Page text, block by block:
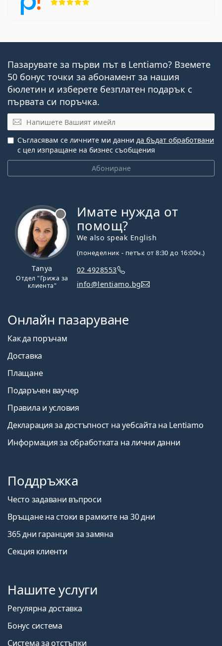
Пазарувате за първи път в Lentiamo? Вземете
50 бонус точки за абонамент за нашия
бюлетин и изберете безплатен подарък с
първата си поръчка.
Имейл
Абониране
Съгласявам се личните ми данни да бъдат обработвани
с цел изпращане на бизнес съобщения
Tanya
Отдел "Грижа за
клиента"
Имате нужда от
помощ?
We also speak English
(понеделник - петък от 8:30 до 16:00ч.)
02 4928553
info@lentiamo.bg
Онлайн пазаруване
Как да поръчам
Доставка
Плащане
Подаръчен ваучер
Правила и условия
Декларация за достъпност на уебсайта на Lentiamo
Информация за обработката на лични данни
Поддръжка
Често задавани въпроси
Връщане на стоки в рамките на 30 дни
365 дни гаранция за замяна
Секция клиенти
Нашите услуги
Регулярна доставка
Бонус система
Система за отстъпки